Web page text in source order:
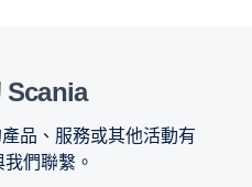
Scania
品、服務或其他活動有
們聯繫。